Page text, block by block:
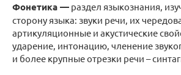
Фонетика — раздел языкознания,
сторону языка: звуки речи, их
артикуляционные и акустические
ударение, интонацию, членение
и более крупные отрезки речи –